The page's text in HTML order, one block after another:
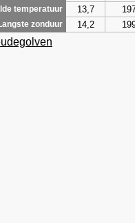
temperatuur 13,7
Langste zonduur 14,2